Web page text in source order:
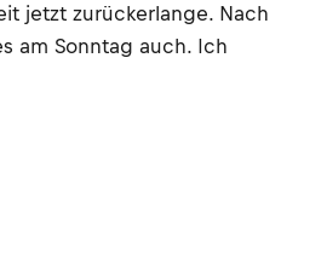
jetzt zurückerlange. Nach
am Sonntag auch. Ich